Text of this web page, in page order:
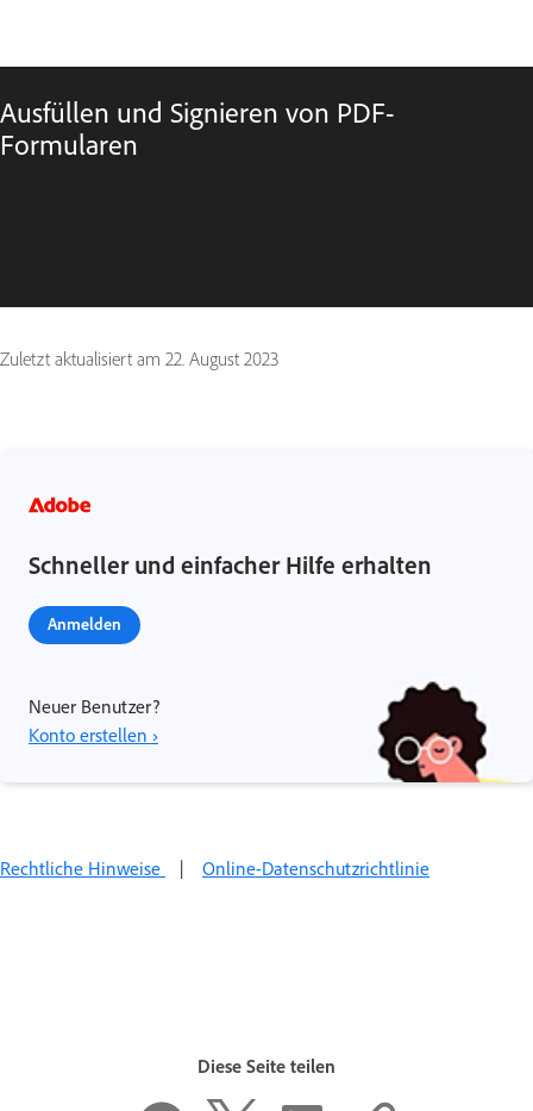
Ausfüllen und Signieren von PDF-
Formularen
Zuletzt aktualisiert am 22. August 2023
Schneller und einfacher Hilfe erhalten
Anmelden
Neuer Benutzer?
Konto erstellen ›
Rechtliche Hinweise | Online-Datenschutzrichtlinie
Diese Seite teilen